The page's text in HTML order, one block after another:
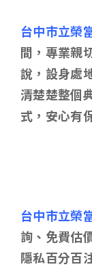
台中市立榮
間，專業親
說，設身處
清楚楚整個
式，安心有
台中市立榮
詢、免費估
隱私百分百